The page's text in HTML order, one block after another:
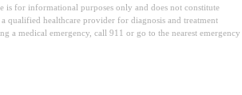
is for informational purposes only and does not constitute
qualified healthcare provider for diagnosis and treatment
a medical emergency, call 911 or go to the nearest emergency